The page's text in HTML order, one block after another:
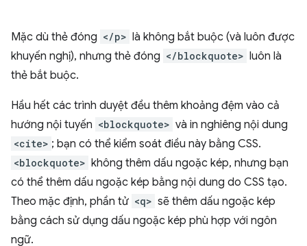
Mặc dù thẻ đóng </p> là không bắt buộc (và luôn được
khuyến nghị), nhưng thẻ đóng </blockquote> luôn là
thẻ bắt buộc.
Hầu hết các trình duyệt đều thêm khoảng đệm vào cả
hướng nội tuyến <blockquote> và in nghiêng nội dung
<cite> ; bạn có thể kiểm soát điều này bằng CSS.
<blockquote> không thêm dấu ngoặc kép, nhưng bạn
có thể thêm dấu ngoặc kép bằng nội dung do CSS tạo.
Theo mặc định, phần tử <q> sẽ thêm dấu ngoặc kép
bằng cách sử dụng dấu ngoặc kép phù hợp với ngôn
ngữ.